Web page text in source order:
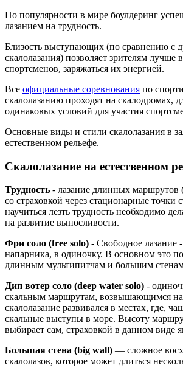
По популярности в мире боулдеринг
лазанием на трудность.
Близость выступающих (по сравнению с
скалолазания) позволяет зрителям лучше
спортсменов, заряжаться их энергией.
Все официальные соревнования по
скалолазанию проходят на скалодромах,
одинаковых условий для участия
Основные виды и стили скалолазания в
естественном рельефе.
Скалолазание на естественном
Трудность - лазание длинных маршрутов
со страховкой через стационарные точки
научиться лезть трудность необходимо
на развитие выносливости.
Фри соло (free solo) - Свободное лазание -
напарника, в одиночку. В основном это
длинным мультипитчам и большим
Дип вотер соло (deep water solo) -
скальным маршрутам, возвышающимся
скалолазание развивался в местах, где,
скальные выступы в море. Высоту
выбирает сам, страховкой в данном виде
Большая стена (big wall) — сложное
скалолазов, которое может длиться